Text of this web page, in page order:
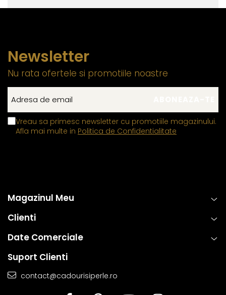
Newsletter
Nu rata ofertele si promotiile noastre
Vreau sa primesc newsletter cu promotiile magazinului.
Afla mai multe in Politica de Confidentialitate
Magazinul Meu
Clienti
Date Comerciale
Suport Clienti
contact@cadourisiperle.ro